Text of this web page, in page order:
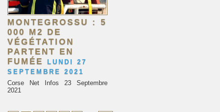
MONTEGROSSU : 5
000 M2 DE
VÉGÉTATION
PARTENT EN
FUMÉE
LUNDI 27
SEPTEMBRE 2021
Corse Net Infos 23 Septembre
2021